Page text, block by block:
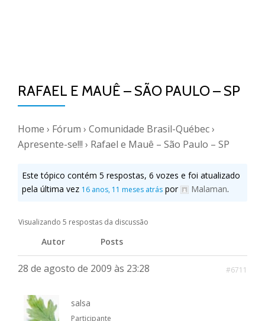
RAFAEL E MAUÊ – SÃO PAULO – SP
Home › Fórum › Comunidade Brasil-Québec›
Apresente-se!!! › Rafael e Mauê – São Paulo – SP
Este tópico contém 5 respostas, 6 vozes e foi atualizado
pela última vez 16 anos, 11 meses atrás por Malaman.
Visualizando 5 respostas da discussão
Autor Posts
28 de agosto de 2009 às 23:28 #6711
salsa
Participante